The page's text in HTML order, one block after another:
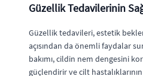
Güzellik Tedavilerinin
Güzellik tedavileri, estetik
açısından da önemli faydalar
bakımı, cildin nem dengesini
güçlendirir ve cilt